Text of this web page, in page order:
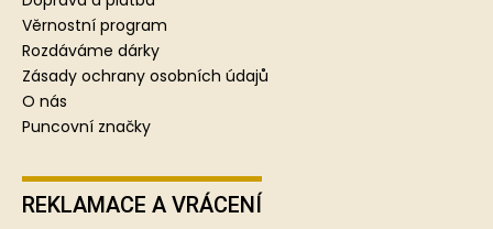
Věrnostní program
Rozdáváme dárky
Zásady ochrany osobních údajů
O nás
Puncovní značky
REKLAMACE A VRÁCENÍ